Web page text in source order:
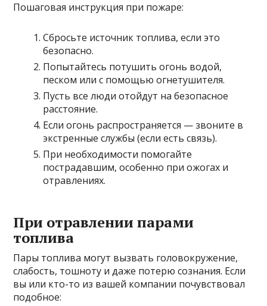
Пошаговая инструкция при пожаре:
Сбросьте источник топлива, если это
безопасно.
Попытайтесь потушить огонь водой,
песком или с помощью огнетушителя.
Пусть все люди отойдут на безопасное
расстояние.
Если огонь распространяется — звоните в
экстренные службы (если есть связь).
При необходимости помогайте
пострадавшим, особенно при ожогах и
отравлениях.
При отравлении парами
топлива
Пары топлива могут вызвать головокружение,
слабость, тошноту и даже потерю сознания. Если
вы или кто-то из вашей компании почувствовал
подобное: